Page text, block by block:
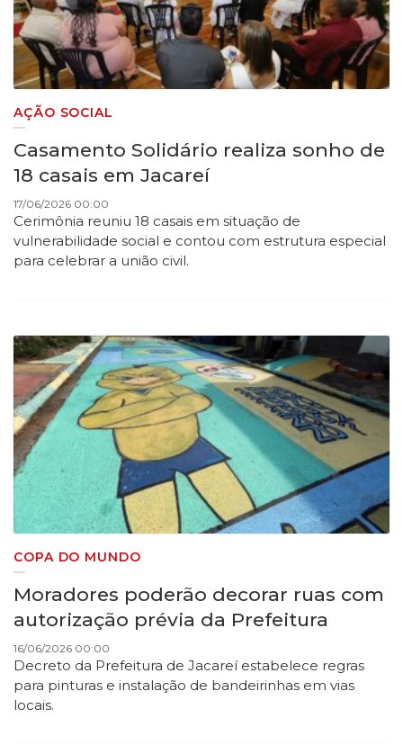
AÇÃO SOCIAL
Casamento Solidário realiza sonho de
18 casais em Jacareí
17/06/2026 00:00
Cerimônia reuniu 18 casais em situação de
vulnerabilidade social e contou com estrutura especial
para celebrar a união civil.
COPA DO MUNDO
Moradores poderão decorar ruas com
autorização prévia da Prefeitura
16/06/2026 00:00
Decreto da Prefeitura de Jacareí estabelece regras
para pinturas e instalação de bandeirinhas em vias
locais.